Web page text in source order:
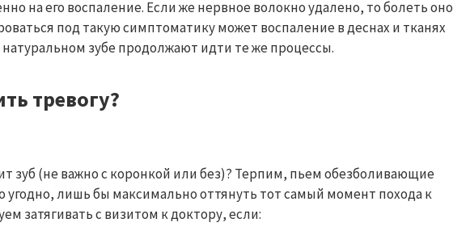
на его воспаление. Если же нервное волокно удалено, то болеть оно
под такую симптоматику может воспаление в деснах и тканях
натуральном зубе продолжают идти те же процессы.
тревогу?
зуб (не важно с коронкой или без)? Терпим, пьем обезболивающие
угодно, лишь бы максимально оттянуть тот самый момент похода к
затягивать с визитом к доктору, если: